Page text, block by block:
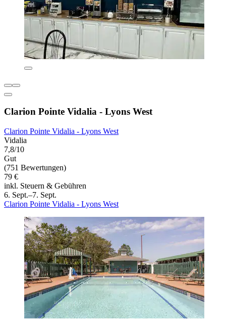
Clarion Pointe Vidalia - Lyons West
Clarion Pointe Vidalia - Lyons West
Vidalia
7,8/10
Gut
(751 Bewertungen)
79 €
inkl. Steuern & Gebühren
6. Sept.–7. Sept.
Clarion Pointe Vidalia - Lyons West